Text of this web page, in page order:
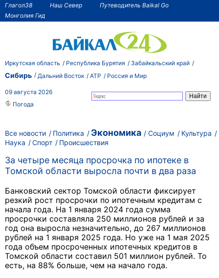
Глагол38 Наш Север
Путеводитель Baikal Go
Монголия Гид
Иркутская область Республика Бурятия Забайкальский край
Сибирь Дальний Восток АТР Россия и Мир
09 августа 2026
Погода
Все новости Политика Экономика Социум
Культура
Наука
Спорт Происшествия
За четыре месяца просрочка по ипотеке в
Томской области выросла почти в два раза
Банковский сектор Томской области фиксирует
резкий рост просрочки по ипотечным кредитам с
начала года. На 1 января 2024 года сумма
просрочки составляла 250 миллионов рублей и за
год она выросла незначительно, до 267 миллионов
рублей на 1 января 2025 года. Но уже на 1 мая 2025
года объем просроченных ипотечных кредитов в
Томской области составил 501 миллион рублей. То
есть, на 88% больше, чем на начало года.